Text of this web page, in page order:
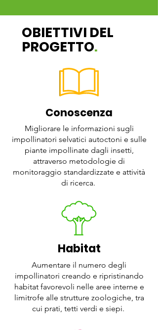
OBIETTIVI DEL
PROGETTO.
Conoscenza
Migliorare le informazioni sugli
impollinatori selvatici autoctoni e sulle
piante impollinate dagli insetti,
attraverso metodologie di
monitoraggio standardizzate e attività
di ricerca.
Habitat
Aumentare il numero degli
impollinatori creando e ripristinando
habitat favorevoli nelle aree interne e
limitrofe alle strutture zoologiche, tra
cui prati, tetti verdi e siepi.